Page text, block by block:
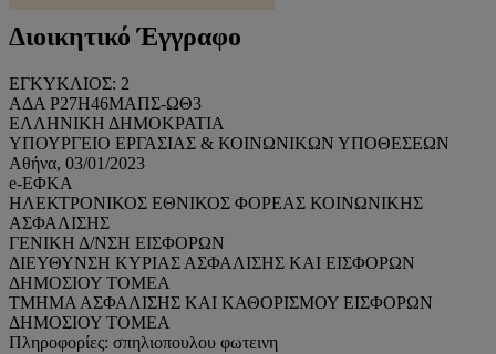
Διοικητικό Έγγραφο
ΕΓΚΥΚΛΙΟΣ: 2
ΑΔΑ Ρ27Η46ΜΑΠΣ-ΩΘ3
ΕΛΛΗΝΙΚΗ ΔΗΜΟΚΡΑΤΙΑ
ΥΠΟΥΡΓΕΙΟ ΕΡΓΑΣΙΑΣ & ΚΟΙΝΩΝΙΚΩΝ ΥΠΟΘΕΣΕΩΝ
Αθήνα, 03/01/2023
e-ΕΦΚΑ
ΗΛΕΚΤΡΟΝΙΚΟΣ ΕΘΝΙΚΟΣ ΦΟΡΕΑΣ ΚΟΙΝΩΝΙΚΗΣ
ΑΣΦΑΛΙΣΗΣ
ΓΕΝΙΚΗ Δ/ΝΣΗ ΕΙΣΦΟΡΩΝ
ΔΙΕΥΘΥΝΣΗ ΚΥΡΙΑΣ ΑΣΦΑΛΙΣΗΣ ΚΑΙ ΕΙΣΦΟΡΩΝ
ΔΗΜΟΣΙΟΥ ΤΟΜΕΑ
ΤΜΗΜΑ ΑΣΦΑΛΙΣΗΣ ΚΑΙ ΚΑΘΟΡΙΣΜΟΥ ΕΙΣΦΟΡΩΝ
ΔΗΜΟΣΙΟΥ ΤΟΜΕΑ
Πληροφορίες: σπηλιοπουλου φωτεινη